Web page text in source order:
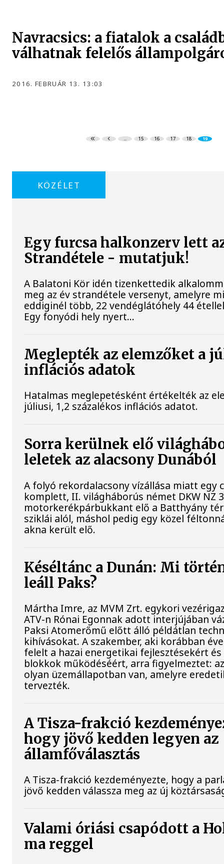
Navracsics: a fiatalok a
válhatnak felelős
2016. FEBRUÁR 13. 13:03
... 15 16 17 18 19
KÖZÉLET
Egy furcsa halkonzerv lett
Strandétele - mutatjuk!
A Balatoni Kör idén tizenkettedik
meg az év strandétele versenyt, amelyre
eddiginél több, 22 vendéglátóhely 44
Egy fonyódi hely nyert...
Meglepték az elemzőket a
inflációs adatok
Hatalmas meglepetésként értékelték az
júliusi, 1,2 százalékos inflációs adatot.
Sorra kerülnek elő
leletek az alacsony Dunából
A folyó rekordalacsony vízállása miatt egy
komplett, II. világháborús német DKW NZ
motorkerékpárbukkant elő a Batthyány
sziklái alól, máshol pedig egy közel
akna került elő.
Késéltánc a Dunán: Mi
leáll Paks?
Mártha Imre, az MVM Zrt. egykori
ATV-n Rónai Egonnak adott interjújában
Paksi Atomerőmű előtt álló példátlan
kihívásokat. A szakember, aki korábban
felelt a hazai energetikai fejlesztésekért és
blokkok működéséért, arra figyelmeztet:
olyan üzemállapotban van, amelyre
tervezték.
A Tisza-frakció
hogy jövő kedden legyen az
államfőválasztás
A Tisza-frakció kezdeményezte, hogy a
jövő kedden válassza meg az új
Valami óriási csapódott a
ma reggel